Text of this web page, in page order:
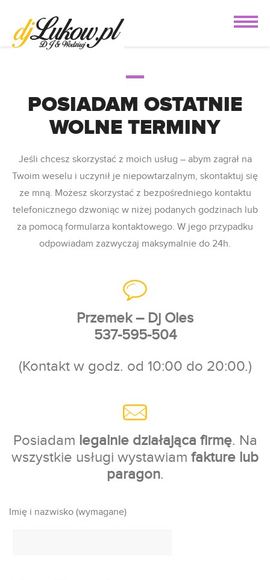
POSIADAM OSTATNIE
WOLNE TERMINY
Jeśli chcesz skorzystać z moich usług – abym zagrał na
Twoim weselu i uczynił je niepowtarzalnym, skontaktuj się
ze mną. Możesz skorzystać z bezpośredniego kontaktu
telefonicznego dzwoniąc w niżej podanych godzinach lub
za pomocą formularza kontaktowego. W jego przypadku
odpowiadam zazwyczaj maksymalnie do 24h.
Przemek – Dj Oles
537-595-504
(Kontakt w godz. od 10:00 do 20:00.)
Posiadam legalnie działająca firmę. Na
wszystkie usługi wystawiam fakture lub
paragon.
Imię i nazwisko (wymagane)